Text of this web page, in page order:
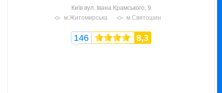
Київ вул. Івана Крамського, 9
м.Житомирська
м.Святошин
146 8,3